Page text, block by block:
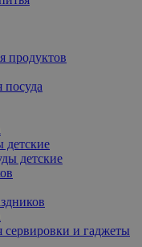
продуктов
посуда
детские
детские
и гаджеты